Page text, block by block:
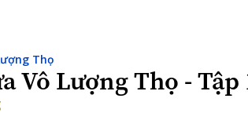
Thọ
Vô Lượng Thọ - Tập